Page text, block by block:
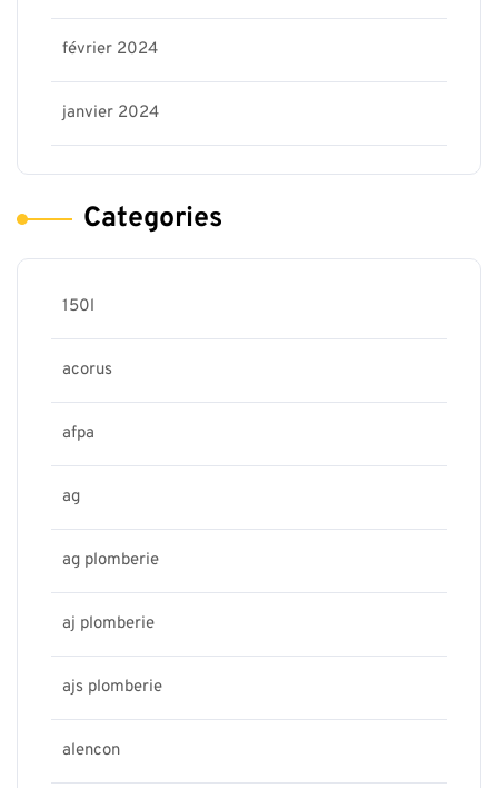
février 2024
janvier 2024
Categories
150l
acorus
afpa
ag
ag plomberie
aj plomberie
ajs plomberie
alencon